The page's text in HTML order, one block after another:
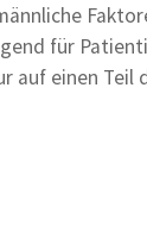
für
auf einen